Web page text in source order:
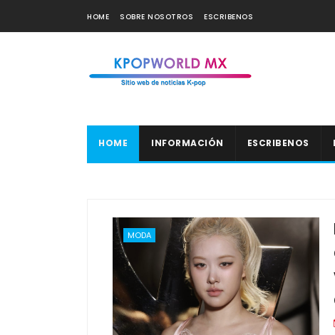
HOME SOBRE NOSOTROS ESCRIBENOS
HOME INFORMACIÓN ESCRIBENOS
MODA